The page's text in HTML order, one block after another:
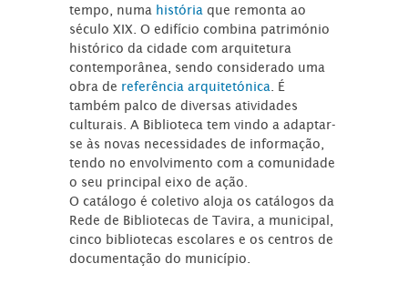
tempo, numa história que remonta ao
século XIX. O edifício combina património
histórico da cidade com arquitetura
contemporânea, sendo considerado uma
obra de referência arquitetónica . É
também palco de diversas atividades
culturais. A Biblioteca tem vindo a adaptar-
se às novas necessidades de informação,
tendo no envolvimento com a comunidade
o seu principal eixo de ação.
O catálogo é coletivo aloja os catálogos da
Rede de Bibliotecas de Tavira, a municipal,
cinco bibliotecas escolares e os centros de
documentação do município.